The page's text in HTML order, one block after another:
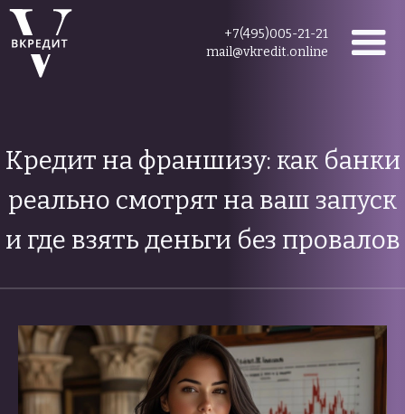
+7(495)005-21-21
mail@vkredit.online
Кредит на франшизу: как банки
реально смотрят на ваш запуск
и где взять деньги без провалов